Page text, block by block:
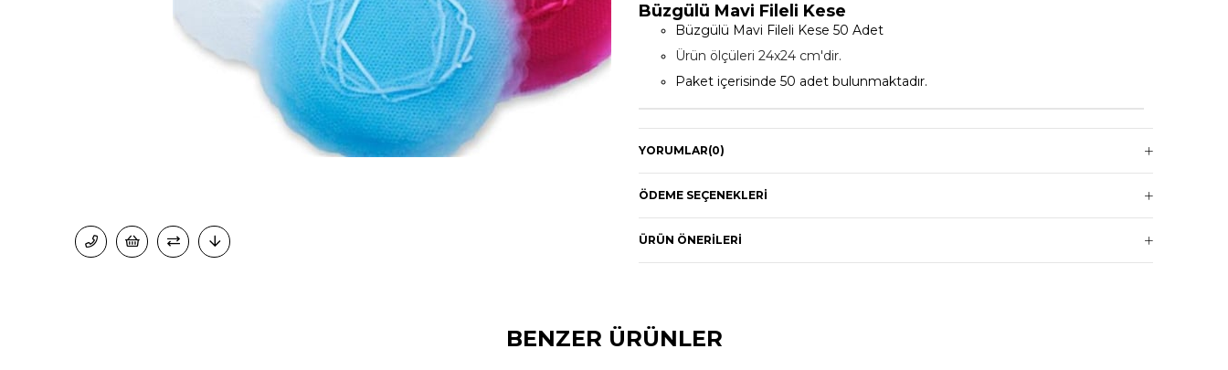
Büzgülü Mavi Fileli Kese
Büzgülü Mavi Fileli Kese 50 Adet
Ürün ölçüleri 24x24 cm'dir.
Paket içerisinde 50 adet bulunmaktadır.
YORUMLAR(0)
ÖDEME SEÇENEKLERI
ÜRÜN ÖNERILERI
BENZER ÜRÜNLER